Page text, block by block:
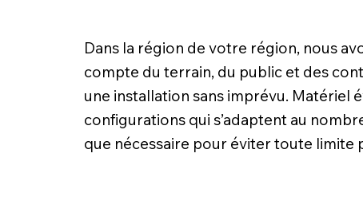
Dans la région de votre région, nous
compte du terrain, du public et des
une installation sans imprévu. Matériel
configurations qui s’adaptent au
que nécessaire pour éviter toute limite